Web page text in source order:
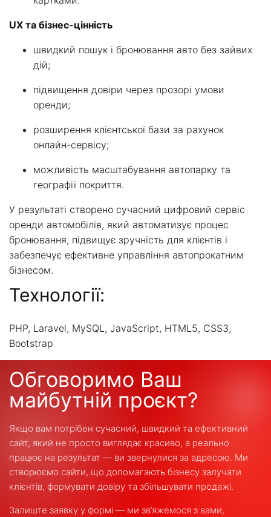
UX та бізнес-цінність
швидкий пошук і бронювання авто без зайвих
дій;
підвищення довіри через прозорі умови
оренди;
розширення клієнтської бази за рахунок
онлайн-сервісу;
можливість масштабування автопарку та
географії покриття.
У результаті створено сучасний цифровий сервіс
оренди автомобілів, який автоматизує процес
бронювання, підвищує зручність для клієнтів і
забезпечує ефективне управління автопрокатним
бізнесом.
Технології:
PHP, Laravel, MySQL, JavaScript, HTML5, CSS3,
Bootstrap
Обговоримо Ваш
майбутній проєкт?
Якщо вам потрібен сучасний, швидкий та ефективний
сайт, який не просто виглядає красиво, а реально
працює на результат — ви звернулися за адресою. Ми
створюємо сайти, що допомагають бізнесу залучати
клієнтів, формувати довіру та збільшувати продажі.
Залиште заявку у формі — ми зв’яжемося з вами,